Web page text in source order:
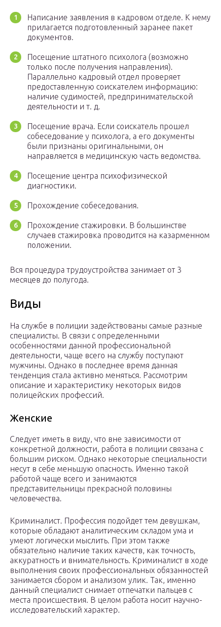
Написание заявления в кадровом отделе. К нему
прилагается подготовленный заранее пакет
документов.
Посещение штатного психолога (возможно
только после получения направления).
Параллельно кадровый отдел проверяет
предоставленную соискателем информацию:
наличие судимостей, предпринимательской
деятельности и т. д.
Посещение врача. Если соискатель прошел
собеседование у психолога, а его документы
были признаны оригинальными, он
направляется в медицинскую часть ведомства.
Посещение центра психофизической
диагностики.
Прохождение собеседования.
Прохождение стажировки. В большинстве
случаев стажировка проводится на казарменном
положении.
Вся процедура трудоустройства занимает от 3
месяцев до полугода.
Виды
На службе в полиции задействованы самые разные
специалисты. В связи с определенными
особенностями данной профессиональной
деятельности, чаще всего на службу поступают
мужчины. Однако в последнее время данная
тенденция стала активно меняться. Рассмотрим
описание и характеристику некоторых видов
полицейских профессий.
Женские
Следует иметь в виду, что вне зависимости от
конкретной должности, работа в полиции связана с
большим риском. Однако некоторые специальности
несут в себе меньшую опасность. Именно такой
работой чаще всего и занимаются
представительницы прекрасной половины
человечества.
Криминалист. Профессия подойдет тем девушкам,
которые обладают аналитическим складом ума и
умеют логически мыслить. При этом также
обязательно наличие таких качеств, как точность,
аккуратность и внимательность. Криминалист в ходе
выполнения своих профессиональных обязанностей
занимается сбором и анализом улик. Так, именно
данный специалист снимает отпечатки пальцев с
места происшествия. В целом работа носит научно-
исследовательский характер.